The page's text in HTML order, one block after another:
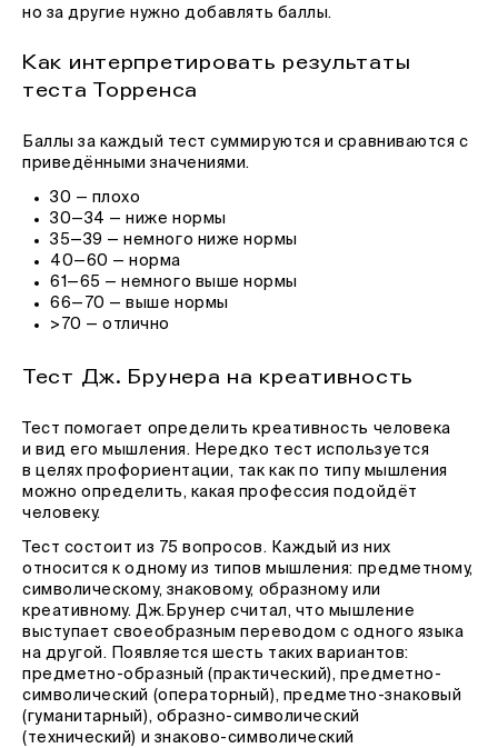
но за другие нужно добавлять баллы.
Как интерпретировать результаты
теста Торренса
Баллы за каждый тест суммируются и сравниваются с
приведёнными значениями.
30 — плохо
30—34 — ниже нормы
35—39 — немного ниже нормы
40—60 — норма
61—65 — немного выше нормы
66—70 — выше нормы
>70 — отлично
Тест Дж. Брунера на креативность
Тест помогает определить креативность человека
и вид его мышления. Нередко тест используется
в целях профориентации, так как по типу мышления
можно определить, какая профессия подойдёт
человеку.
Тест состоит из 75 вопросов. Каждый из них
относится к одному из типов мышления: предметному,
символическому, знаковому, образному или
креативному. Дж.Брунер считал, что мышление
выступает своеобразным переводом с одного языка
на другой. Появляется шесть таких вариантов:
предметно-образный (практический), предметно-
символический (операторный), предметно-знаковый
(гуманитарный), образно-символический
(технический) и знаково-символический